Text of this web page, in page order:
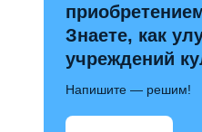
Знаете, как
учреждений
Напишите — решим!